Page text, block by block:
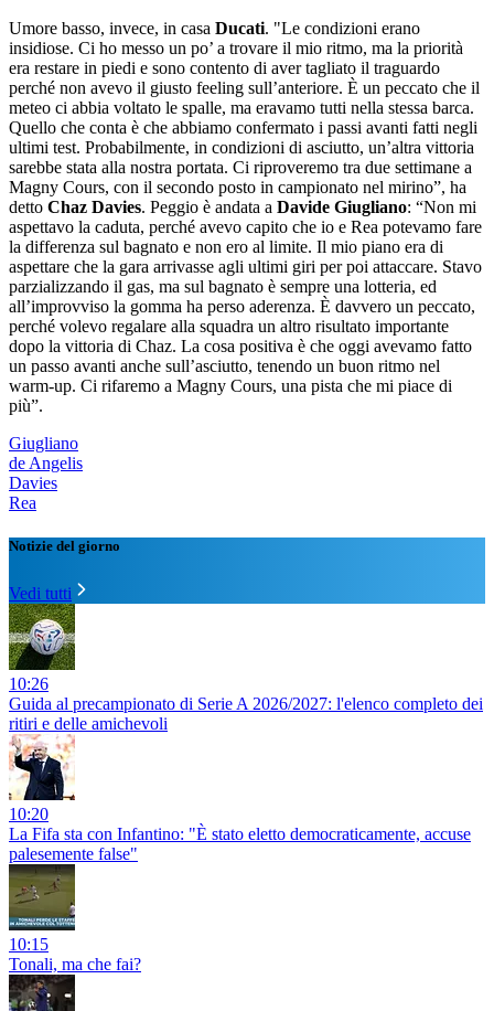
Umore basso, invece, in casa Ducati. "Le condizioni erano
insidiose. Ci ho messo un po’ a trovare il mio ritmo, ma la priorità
era restare in piedi e sono contento di aver tagliato il traguardo
perché non avevo il giusto feeling sull’anteriore. È un peccato che il
meteo ci abbia voltato le spalle, ma eravamo tutti nella stessa barca.
Quello che conta è che abbiamo confermato i passi avanti fatti negli
ultimi test. Probabilmente, in condizioni di asciutto, un’altra vittoria
sarebbe stata alla nostra portata. Ci riproveremo tra due settimane a
Magny Cours, con il secondo posto in campionato nel mirino”, ha
detto Chaz Davies. Peggio è andata a Davide Giugliano: “Non mi
aspettavo la caduta, perché avevo capito che io e Rea potevamo fare
la differenza sul bagnato e non ero al limite. Il mio piano era di
aspettare che la gara arrivasse agli ultimi giri per poi attaccare. Stavo
parzializzando il gas, ma sul bagnato è sempre una lotteria, ed
all’improvviso la gomma ha perso aderenza. È davvero un peccato,
perché volevo regalare alla squadra un altro risultato importante
dopo la vittoria di Chaz. La cosa positiva è che oggi avevamo fatto
un passo avanti anche sull’asciutto, tenendo un buon ritmo nel
warm-up. Ci rifaremo a Magny Cours, una pista che mi piace di
più”.
Giugliano
de Angelis
Davies
Rea
Notizie del giorno
Vedi tutti
10:26
Guida al precampionato di Serie A 2026/2027: l'elenco completo dei
ritiri e delle amichevoli
10:20
La Fifa sta con Infantino: "È stato eletto democraticamente, accuse
palesemente false"
10:15
Tonali, ma che fai?